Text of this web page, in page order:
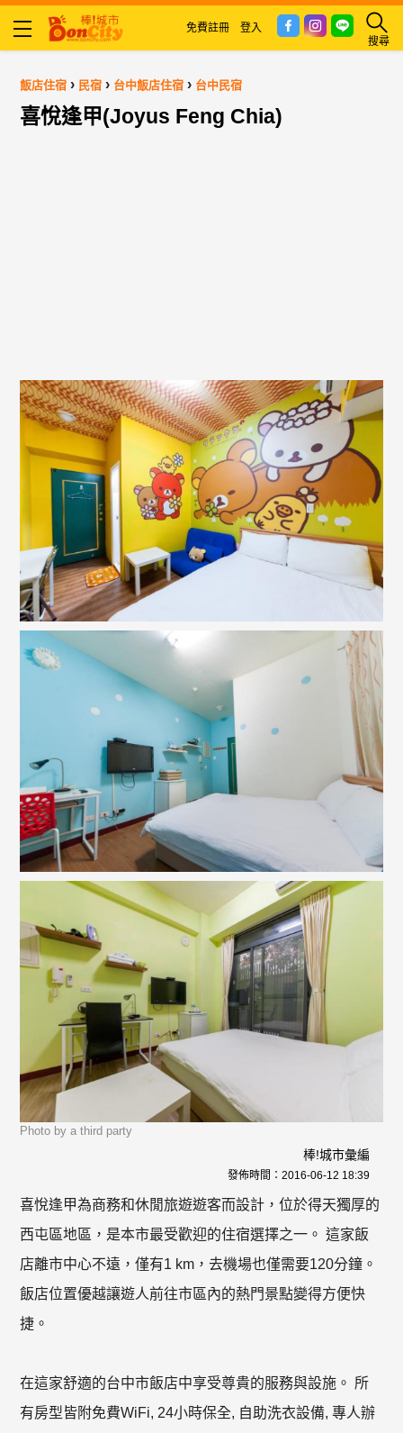
搜尋
免費註冊 登入
飯店住宿 › 民宿 › 台中飯店住宿 › 台中民宿
喜悅逢甲(Joyus Feng Chia)
Photo by a third party
棒!城市彙編
發佈時間： 2016-06-12 18:39
喜悅逢甲為商務和休閒旅遊遊客而設計，位於得天獨厚的
西屯區地區，是本市最受歡迎的住宿選擇之一。 這家飯
店離市中心不遠，僅有1 km，去機場也僅需要120分鐘。
飯店位置優越讓遊人前往市區內的熱門景點變得方便快
捷。
在這家舒適的台中市飯店中享受尊貴的服務與設施。 所
有房型皆附免費WiFi, 24小時保全, 自助洗衣設備, 專人辦